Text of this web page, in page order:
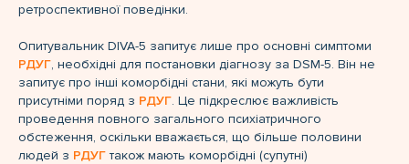
ретроспективної поведінки.
Опитувальник DIVA-5 запитує лише про основні симптоми
РДУГ, необхідні для постановки діагнозу за DSM-5. Він не
запитує про інші коморбідні стани, які можуть бути
присутніми поряд з РДУГ. Це підкреслює важливість
проведення повного загального психіатричного
обстеження, оскільки вважається, що більше половини
людей з РДУГ також мають коморбідні (супутні)